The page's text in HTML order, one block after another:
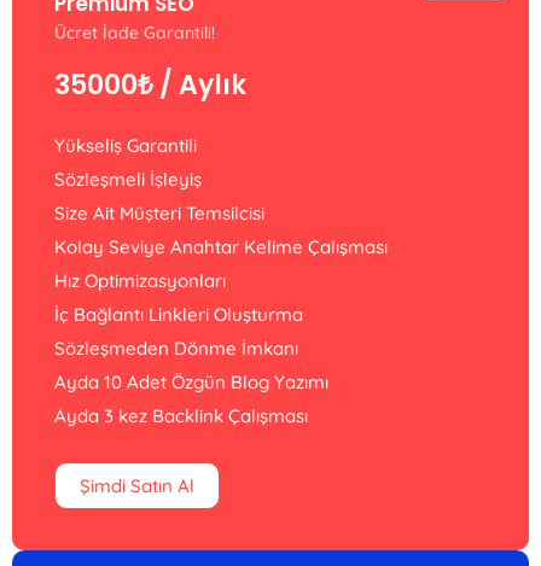
Ücret İade Garantili!
35000₺/ Aylık
Yükseliş Garantili
Sözleşmeli İşleyiş
Size Ait Müşteri Temsilcisi
Kolay Seviye Anahtar Kelime Çalışması
Hız Optimizasyonları
İç Bağlantı Linkleri Oluşturma
Sözleşmeden Dönme İmkanı
Ayda 10 Adet Özgün Blog Yazımı
Ayda 3 kez Backlink Çalışması
Şimdi Satın Al